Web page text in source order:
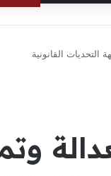
التحديات القانونية